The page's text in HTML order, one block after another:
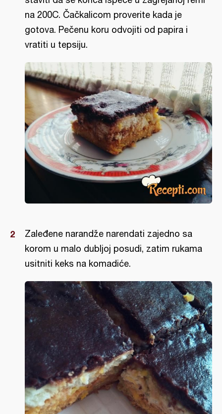
na 200C. Čačkalicom proverite kada je
gotova. Pečenu koru odvojiti od papira i
vratiti u tepsiju.
Zaleđene narandže narendati zajedno sa
korom u malo dubljoj posudi, zatim rukama
usitniti keks na komadiće.